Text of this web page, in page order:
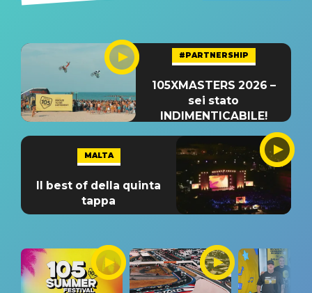
#PARTNERSHIP
105XMASTERS 2026 –
sei stato
INDIMENTICABILE!
MALTA
Il best of della quinta
tappa